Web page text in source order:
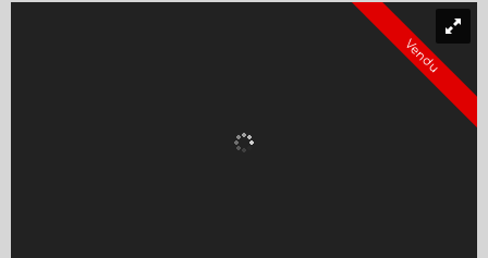
Vendu